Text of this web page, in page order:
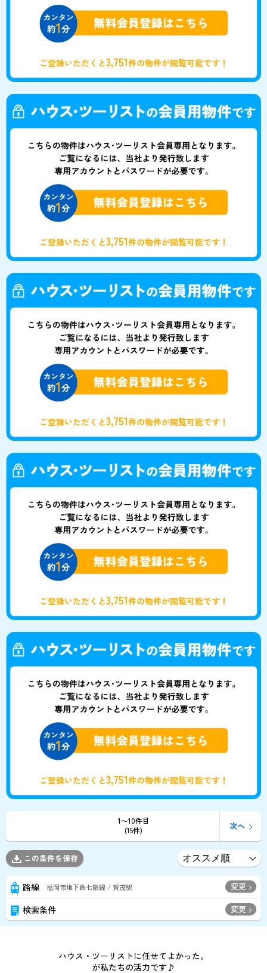
ご登録いただくと3,751件の物件が閲覧可能です！
ご登録いただくと3,751件の物件が閲覧可能です！
ご登録いただくと3,751件の物件が閲覧可能です！
ご登録いただくと3,751件の物件が閲覧可能です！
ご登録いただくと3,751件の物件が閲覧可能です！
1〜10件目
(15件)
次へ
この条件を保存
路線 福岡市地下鉄七隈線 / 賀茂駅 変更
検索条件 変更
ハウス・ツーリストに任せてよかった。
が私たちの活力です♪